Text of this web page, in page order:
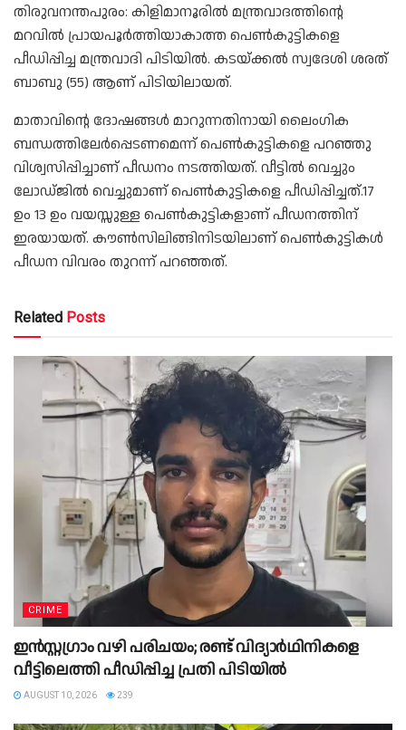
തിരുവനന്തപുരം: കിളിമാനൂരിൽ മന്ത്രവാദത്തിൻ്റെ
മറവിൽ പ്രായപൂർത്തിയാകാത്ത പെൺകുട്ടികളെ
പീഡിപ്പിച്ച മന്ത്രവാദി പിടിയിൽ. കടയ്ക്കൽ സ്വദേശി ശരത്
ബാബു (55) ആണ് പിടിയിലായത്.
മാതാവിൻ്റെ ദോഷങ്ങൾ മാറുന്നതിനായി ലൈംഗിക
ബന്ധത്തിലേർപ്പെടണമെന്ന് പെൺകുട്ടികളെ പറഞ്ഞു
വിശ്വസിപ്പിച്ചാണ് പീഡനം നടത്തിയത്. വീട്ടിൽ വെച്ചും
ലോഡ്ജിൽ വെച്ചുമാണ് പെൺകുട്ടികളെ പീഡിപ്പിച്ചത്.17
ഉം 13 ഉം വയസ്സുള്ള പെൺകുട്ടികളാണ് പീഡനത്തിന്
ഇരയായത്. കൗൺസിലിങ്ങിനിടയിലാണ് പെൺകുട്ടികൾ
പീഡന വിവരം തുറന്ന് പറഞ്ഞത്.
Related Posts
CRIME
ഇന്‍സ്റ്റഗ്രാം വഴി പരിചയം; രണ്ട് വിദ്യാര്‍ഥിനികളെ
വീട്ടിലെത്തി പീഡിപ്പിച്ച പ്രതി പിടിയില്‍
AUGUST 10, 2026 239